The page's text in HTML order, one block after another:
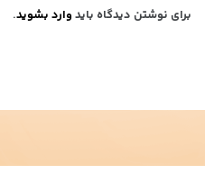
برای نوشتن دیدگاه باید وارد بشوید.